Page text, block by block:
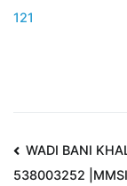
121
WADI BANI
538003252